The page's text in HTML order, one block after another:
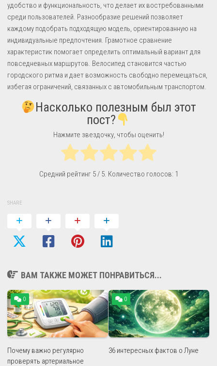
удобство и функциональность, что делает их востребованными
среди пользователей. Разнообразие решений позволяет
каждому подобрать подходящую модель, ориентированную на
индивидуальные предпочтения. Грамотное сравнение
характеристик помогает определить оптимальный вариант для
повседневных маршрутов. Велосипед становится частью
городского ритма и дает возможность свободно перемещаться,
избегая ограничений, связанных с автомобильным транспортом.
Насколько полезным был этот
пост?
Нажмите звездочку, чтобы оценить!
Средний рейтинг 5/ 5. Количество голосов: 1
SHARE
ВАМ ТАКЖЕ МОЖЕТ ПОНРАВИТЬСЯ...
0
Почему важно регулярно
проверять артериальное
0
36 интересных фактов о Луне